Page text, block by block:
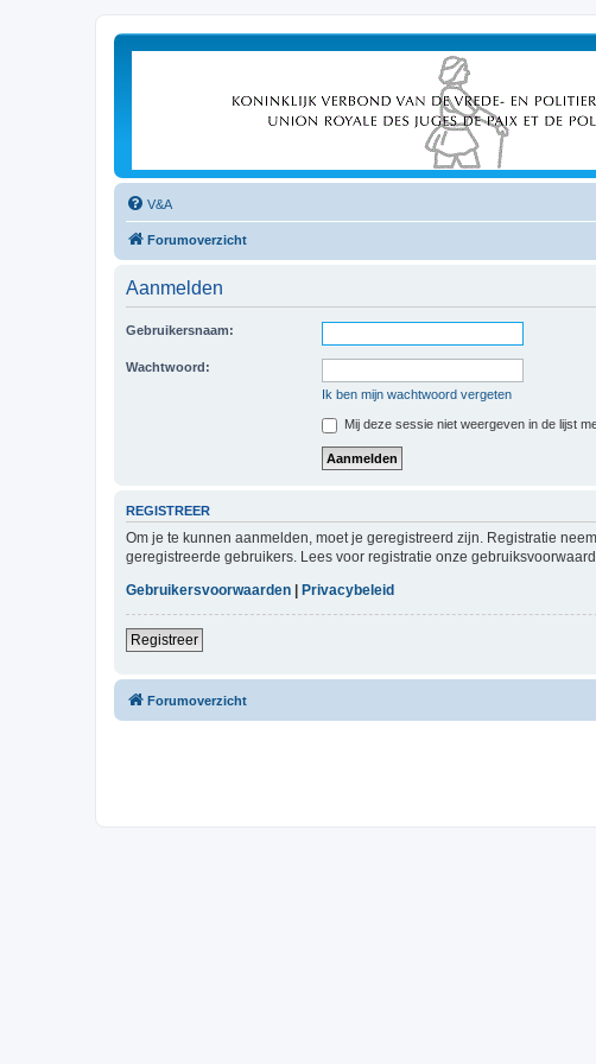
V&A
Forumoverzicht
Aanmelden
Gebruikersnaam:
Wachtwoord:
Ik ben mijn wachtwoord vergeten
Mij deze sessie niet weergeven in de lijst
REGISTREER
Om je te kunnen aanmelden, moet je geregistreerd zijn. Registratie
geregistreerde gebruikers. Lees voor registratie onze
Gebruikersvoorwaarden
Privacybeleid
Registreer
Forumoverzicht